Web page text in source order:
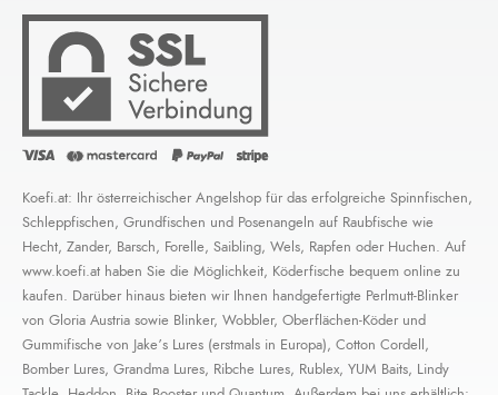
Koefi.at: Ihr österreichischer Angelshop für das erfolgreiche Spinnfischen,
Schleppfischen, Grundfischen und Posenangeln auf Raubfische wie
Hecht, Zander, Barsch, Forelle, Saibling, Wels, Rapfen oder Huchen. Auf
www.koefi.at haben Sie die Möglichkeit, Köderfische bequem online zu
kaufen. Darüber hinaus bieten wir Ihnen handgefertigte Perlmutt-Blinker
von Gloria Austria sowie Blinker, Wobbler, Oberflächen-Köder und
Gummifische von Jake’s Lures (erstmals in Europa), Cotton Cordell,
Bomber Lures, Grandma Lures, Ribche Lures, Rublex, YUM Baits, Lindy